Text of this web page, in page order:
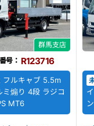
群馬支店
号： R123716
フルキャブ 5.5m
ミ煽り 4段 ラジコ
MT6